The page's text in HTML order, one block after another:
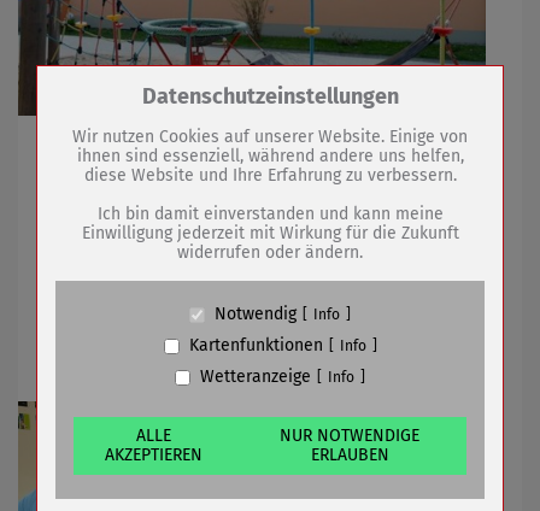
Teams in den sechs städtischen Kindereinrichtungen
sind vorbereitet
Tourist-Information Sömmerda ab 25. Mai
wieder geöffnet
Zum Betrieb der Seite notwendige Cookies /
Name
PHP Session Cookie
Anbieter
Eigentümer dieser Website (Wenko-
Wenselaar GmbH & Co. KG)
Absicherung Kontaktformular / SPAM
Cookiespeicherung Entscheidungscookie
Anbieter
Eigentümer dieser Website (Wenko-
Wenselaar GmbH & Co. KG)
Zweck
Speichert die Einstellungen der Besucher
bezüglich der Speicherung von Cookies.
Cookie Name
dywc
Datenschutzeinstellungen
Wir nutzen Cookies auf unserer Website. Einige von
ihnen sind essenziell, während andere uns helfen,
diese Website und Ihre Erfahrung zu verbessern.
Ich bin damit einverstanden und kann meine
Einwilligung jederzeit mit Wirkung für die Zukunft
widerrufen oder ändern.
Notwendig Info
Kartenfunktionen Info
Wetteranzeige Info
ALLE
AKZEPTIEREN
NUR NOTWENDIGE
ERLAUBEN